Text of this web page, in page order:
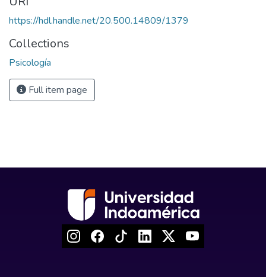
https://hdl.handle.net/20.500.14809/1379
Collections
Psicología
Full item page